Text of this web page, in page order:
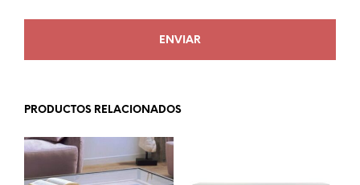
PRODUCTOS RELACIONADOS